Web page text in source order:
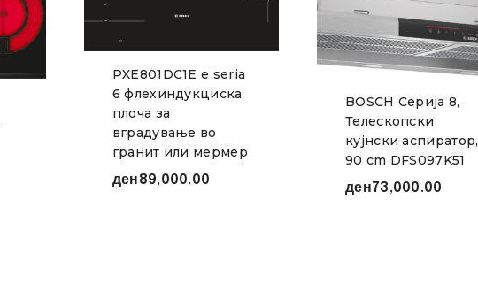
PXE801DC1E е seria
6 флехиндукциска
плоча за
вградување во
гранит или мермер
ден89,000.00
BOSCH Серија 8,
Телескопски
кујнски аспиратор,
90 cm DFS097K51
ден73,000.00